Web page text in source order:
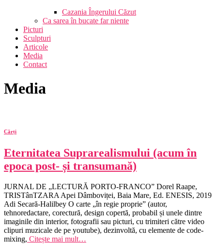
Cazania Îngerului Căzut
Ca sarea în bucate far niente
Picturi
Sculpturi
Articole
Media
Contact
Media
Cărți
Eternitatea Suprarealismului (acum în
epoca post‑ și transumană)
JURNAL DE „LECTURĂ PORTO-FRANCO” Dorel Raape,
TRISTânTZARA Apei Dâmboviței, Baia Mare, Ed. ENESIS, 2019
Adi Secară‑Halilbey O carte „în regie proprie” (autor,
tehnoredactare, corectură, design copertă, probabil și unele dintre
imaginile din interior, fotografii sau picturi, cu trimiteri către video
clipuri muzicale de pe youtube), dezinvoltă, cu elemente de code‐
mixing, Citește mai mult…